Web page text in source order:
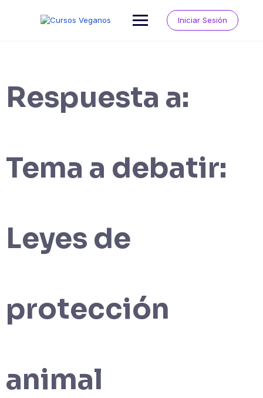
Iniciar Sesión
Respuesta a:
Tema a debatir:
Leyes de
protección
animal